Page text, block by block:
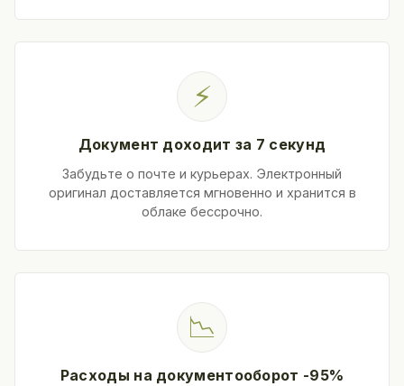
⚡
Документ доходит за 7 секунд
Забудьте о почте и курьерах. Электронный
оригинал доставляется мгновенно и хранится в
облаке бессрочно.
📉
Расходы на документооборот -95%